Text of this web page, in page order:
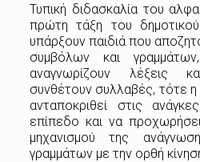
Τυπική διδασκαλία του
πρώτη τάξη του
υπάρξουν παιδιά που
συμβόλων και
αναγνωρίζουν λέξεις
συνθέτουν συλλαβές, τότε
ανταποκριθεί στις
επίπεδο και να
μηχανισμού της
γραμμάτων με την ορθή